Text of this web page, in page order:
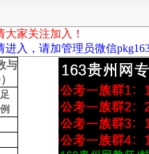
家关注加入！
入，请加管理员微信
与